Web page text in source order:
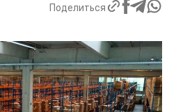
Поделиться